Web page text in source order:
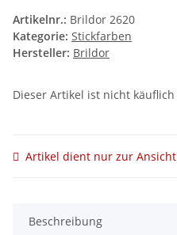
Artikelnr.: Brildor 2620
Kategorie: Stickfarben
Hersteller: Brildor
Dieser Artikel ist nicht käuflich
Artikel dient nur zur Ansicht
Beschreibung